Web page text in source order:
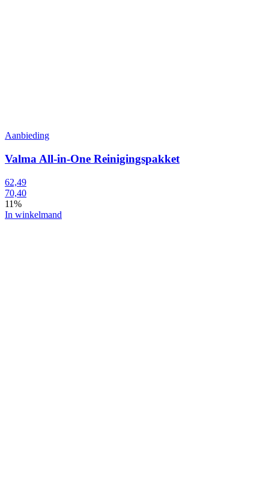
Aanbieding
Valma All-in-One Reinigingspakket
62,49
70,40
11%
In winkelmand